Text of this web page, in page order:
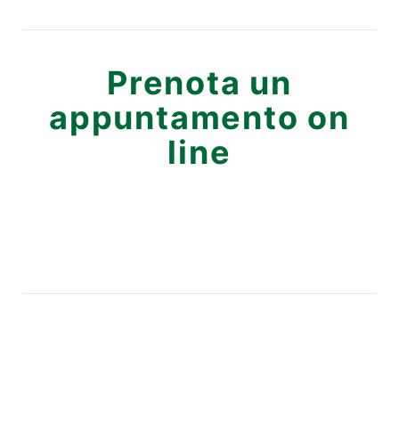
Prenota un
appuntamento on
line